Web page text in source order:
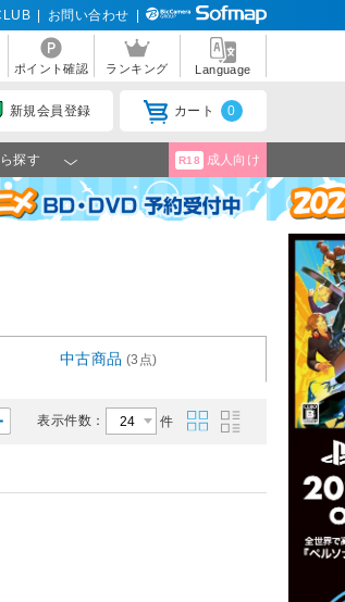
お問い合わせ
ポイント確認 ランキング Language
新規会員登録 カート 0
探す R18 成人向け
中古商品 (3点)
表示件数： 件